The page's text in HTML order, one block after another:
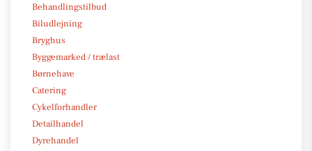
Behandlingstilbud
Biludlejning
Bryghus
Byggemarked / trælast
Børnehave
Catering
Cykelforhandler
Detailhandel
Dyrehandel